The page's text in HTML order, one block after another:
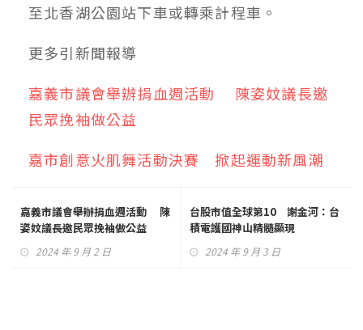
至北香湖公園站下車或轉乘計程車。
更多引新聞報導
嘉義市議會舉辦捐血週活動 陳姿妏議長邀
民眾挽袖做公益
嘉市創意火肌舞活動決賽 掀起運動新風潮
嘉義市議會舉辦捐血週活動 陳
姿妏議長邀民眾挽袖做公益
2024 年 9 月 2 日
台股市值全球第10 謝金河：台
積電護國神山精髓顯現
2024 年 9 月 3 日